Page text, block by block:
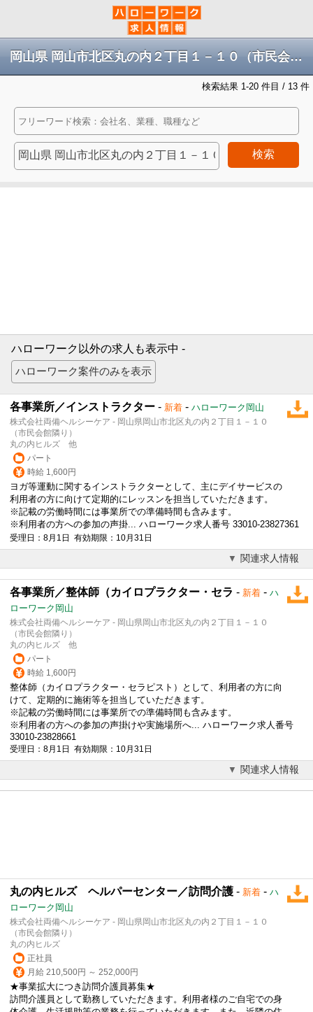
岡山県 岡山市北区丸の内２丁目１－１０（市民会館隣り）の求人
検索結果 1-20 件目 / 13 件
検索
ハローワーク以外の求人も表示中 -
各事業所／インストラクター - 新着 - ハローワーク岡山
株式会社両備ヘルシーケア - 岡山県岡山市北区丸の内２丁目１－１０
（市民会館隣り）
丸の内ヒルズ 他
パート
時給 1,600円
ヨガ等運動に関するインストラクターとして、主にデイサービスの
利用者の方に向けて定期的にレッスンを担当していただきます。
※記載の労働時間には事業所での準備時間も含みます。
※利用者の方への参加の声掛... ハローワーク求人番号 33010-23827361
受理日：8月1日 有効期限：10月31日
関連求人情報
各事業所／整体師（カイロプラクター・セラ - 新着 - ハ
ローワーク岡山
株式会社両備ヘルシーケア - 岡山県岡山市北区丸の内２丁目１－１０
（市民会館隣り）
丸の内ヒルズ 他
パート
時給 1,600円
整体師（カイロプラクター・セラピスト）として、利用者の方に向
けて、定期的に施術等を担当していただきます。
※記載の労働時間には事業所での準備時間も含みます。
※利用者の方への参加の声掛けや実施場所へ... ハローワーク求人番号
33010-23828661
受理日：8月1日 有効期限：10月31日
関連求人情報
丸の内ヒルズ ヘルパーセンター／訪問介護 - 新着 - ハ
ローワーク岡山
株式会社両備ヘルシーケア - 岡山県岡山市北区丸の内２丁目１－１０
（市民会館隣り）
丸の内ヒルズ
正社員
月給 210,500円 ～ 252,000円
★事業拡大につき訪問介護員募集★
訪問介護員として勤務していただきます。利用者様のご自宅での身